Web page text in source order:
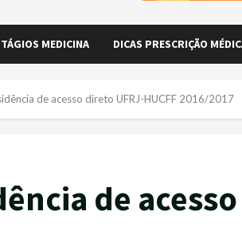
MEDICINA DICAS PRESCRIÇÃO
de acesso direto UFRJ-HUCFF 2016/2017
de